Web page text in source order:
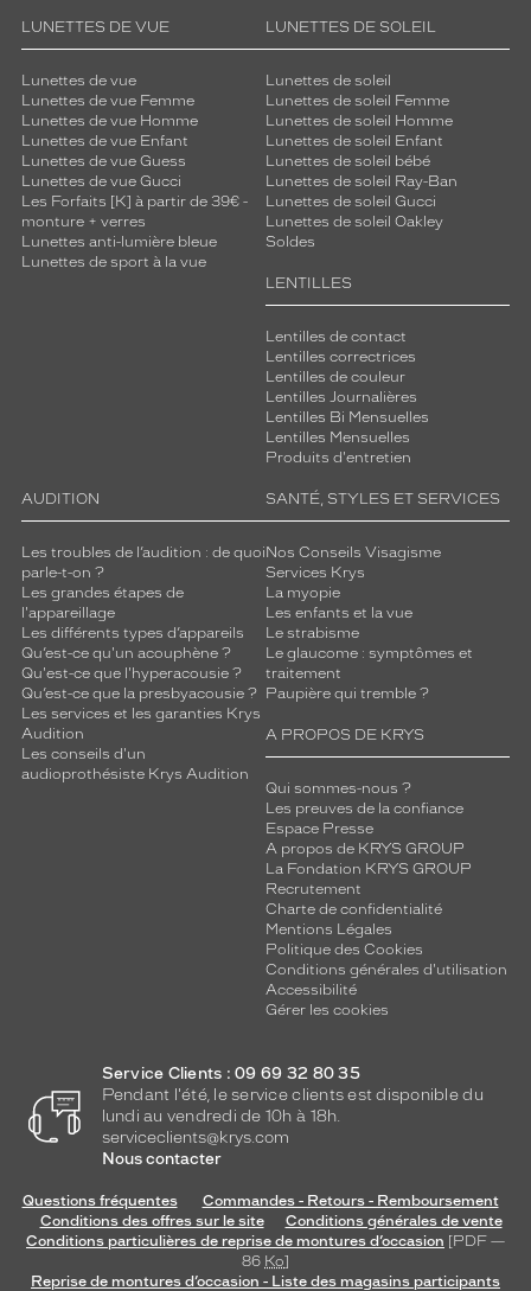
LUNETTES DE VUE
Lunettes de vue
Lunettes de vue Femme
Lunettes de vue Homme
Lunettes de vue Enfant
Lunettes de vue Guess
Lunettes de vue Gucci
Les Forfaits [K] à partir de 39€ -
monture + verres
Lunettes anti-lumière bleue
Lunettes de sport à la vue
LUNETTES DE SOLEIL
Lunettes de soleil
Lunettes de soleil Femme
Lunettes de soleil Homme
Lunettes de soleil Enfant
Lunettes de soleil bébé
Lunettes de soleil Ray-Ban
Lunettes de soleil Gucci
Lunettes de soleil Oakley
Soldes
LENTILLES
Lentilles de contact
Lentilles correctrices
Lentilles de couleur
Lentilles Journalières
Lentilles Bi Mensuelles
Lentilles Mensuelles
Produits d'entretien
AUDITION
Les troubles de l’audition : de quoi
parle-t-on ?
Les grandes étapes de
l'appareillage
Les différents types d’appareils
Qu’est-ce qu'un acouphène ?
Qu'est-ce que l'hyperacousie ?
Qu’est-ce que la presbyacousie ?
Les services et les garanties Krys
Audition
Les conseils d'un
audioprothésiste Krys Audition
SANTÉ, STYLES ET SERVICES
Nos Conseils Visagisme
Services Krys
La myopie
Les enfants et la vue
Le strabisme
Le glaucome : symptômes et
traitement
Paupière qui tremble ?
A PROPOS DE KRYS
Qui sommes-nous ?
Les preuves de la confiance
Espace Presse
A propos de KRYS GROUP
La Fondation KRYS GROUP
Recrutement
Charte de confidentialité
Mentions Légales
Politique des Cookies
Conditions générales d'utilisation
Accessibilité
Gérer les cookies
Service Clients : 09 69 32 80 35
Pendant l'été, le service clients est disponible du
lundi au vendredi de 10h à 18h.
serviceclients@krys.com
Nous contacter
Questions fréquentes
Commandes - Retours - Remboursement
Conditions des offres sur le site
Conditions générales de vente
Conditions particulières de reprise de montures d’occasion [PDF —
86 Ko]
Reprise de montures d’occasion - Liste des magasins participants